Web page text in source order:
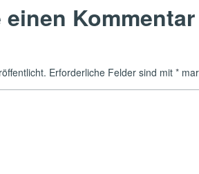
Kommentar
Erforderliche Felder sind mit*